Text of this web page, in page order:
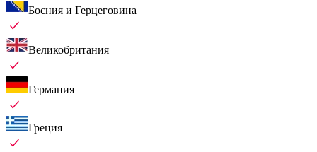
Босния и Герцеговина
Великобритания
Германия
Греция